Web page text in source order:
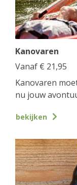
Kanovaren
Vanaf € 21,95
Kanovaren
nu jouw
bekijken